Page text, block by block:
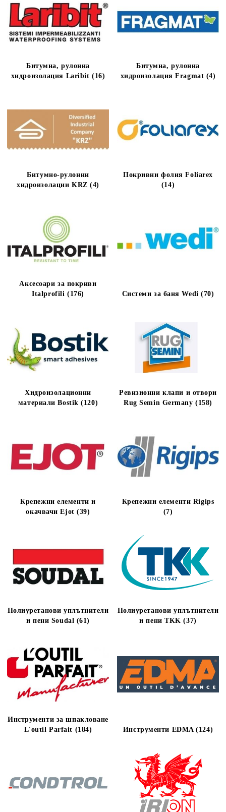
Битумна, рулонна
хидроизолация Laribit (16)
Битумна, рулонна
хидроизолация Fragmat (4)
Битумно-рулонни
хидроизолации KRZ (4)
Покривни фолия Foliarex
(14)
Аксесоари за покриви
Italprofili (176)
Системи за баня Wedi (70)
Хидроизолационни
материали Bostik (120)
Ревизионни клапи и отвори
Rug Semin Germany (158)
Крепежни елементи и
окачвачи Ejot (39)
Крепежни елементи Rigips
(7)
Полиуретанови уплътнители
и пени Soudal (61)
Полиуретанови уплътнители
и пени TKK (37)
Инструменти за шпакловане
L'outil Parfait (184)
Инструменти EDMA (124)